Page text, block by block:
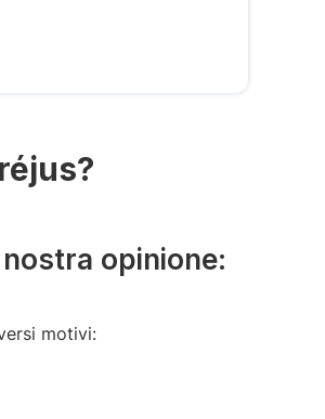
opinione:
motivi: